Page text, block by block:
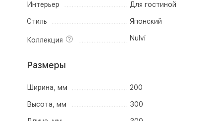
Интерьер Для гостиной
Стиль Японский
Коллекция Nulvi
Размеры
Ширина, мм 200
Высота, мм 300